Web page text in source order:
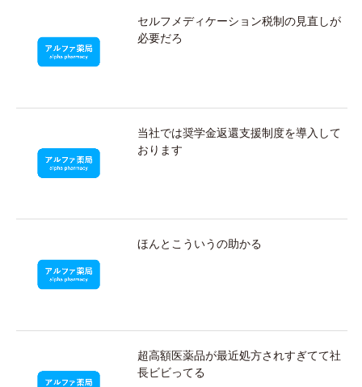
セルフメディケーション税制の見直しが
必要だろ
当社では奨学金返還支援制度を導入して
おります
ほんとこういうの助かる
超高額医薬品が最近処方されすぎてて社
長ビビってる